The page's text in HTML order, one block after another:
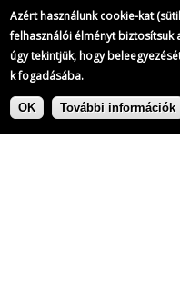
Azért használunk cookie-kat
felhasználói élményt biztosítsuk
úgy tekintjük, hogy
k fogadásába.
OK További információk
Ugrás
Címke: